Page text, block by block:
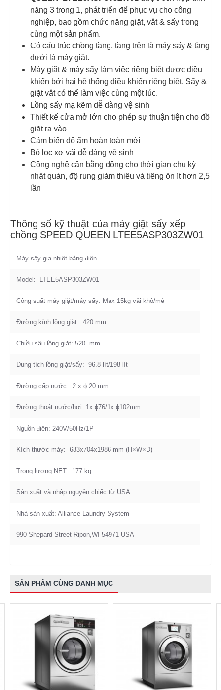
năng 3 trong 1, phát triển để phục vụ cho công
nghiệp, bao gồm chức năng giặt, vắt & sấy trong
cùng một sản phẩm.
Có cấu trúc chồng tầng, tầng trên là máy sấy & tầng
dưới là máy giặt.
Máy giặt & máy sấy làm việc riêng biệt được điều
khiển bởi hai hệ thống điều khiển riêng biệt. Sấy &
giặt vắt có thể làm việc cùng một lúc.
Lồng sấy mạ kẽm dễ dàng vệ sinh
Thiết kế cửa mở lớn cho phép sự thuận tiện cho đồ
giặt ra vào
Cảm biến độ ẩm hoàn toàn mới
Bộ lọc xơ vải dễ dàng vệ sinh
Công nghệ cân bằng động cho thời gian chu kỳ
nhất quán, độ rung giảm thiểu và tiếng ồn ít hơn 2,5
lần
Thông số kỹ thuật của máy giặt sấy xếp
chồng SPEED QUEEN LTEE5ASP303ZW01
Máy sấy gia nhiệt bằng điện
Model: LTEE5ASP303ZW01
Công suất máy giặt/máy sấy: Max 15kg vải khô/mẻ
Đường kính lồng giặt: 420 mm
Chiều sâu lồng giặt: 520 mm
Dung tích lồng giặt/sấy: 96.8 lít/198 lít
Đường cấp nước: 2 x ϕ 20 mm
Đường thoát nước/hơi: 1x ϕ76/1x ϕ102mm
Nguồn điện: 240V/50Hz/1P
Kích thước máy: 683x704x1986 mm (H×W×D)
Trọng lượng NET: 177 kg
Sản xuất và nhập nguyên chiếc từ USA
Nhà sản xuất: Alliance Laundry System
990 Shepard Street Ripon,WI 54971 USA
SẢN PHẨM CÙNG DANH MỤC